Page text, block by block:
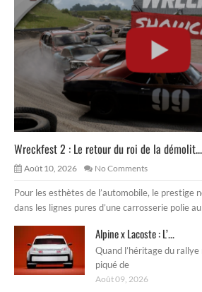
Wreckfest 2 : Le retour du roi de la démolit...
Août 10, 2026 No Comments
Pour les esthètes de l’automobile, le prestige
dans les lignes pures d’une carrosserie polie
Alpine x Lacoste : L’...
Quand l’héritage du
piqué de
Août 09, 2026